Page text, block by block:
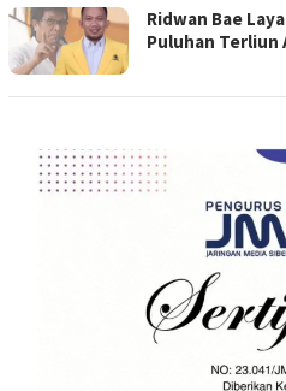
Ridwan Bae
Puluhan Terliun